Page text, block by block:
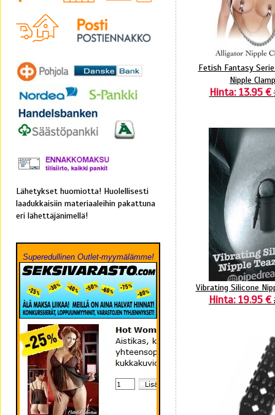
Lähetykset huomiotta! Huolellisesti
laadukkaisiin materiaaleihin pakattuna
eri lähettäjänimellä!
Superedullinen Outlet-myymälämme!
Fetish Fantasy
Nipple
Hinta: 13.95 €
Vibrating Silicone
Hinta: 19.95 €